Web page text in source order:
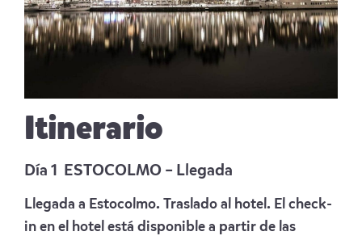
Itinerario
Día 1 ESTOCOLMO – Llegada
Llegada a Estocolmo. Traslado al hotel. El check-
in en el hotel está disponible a partir de las